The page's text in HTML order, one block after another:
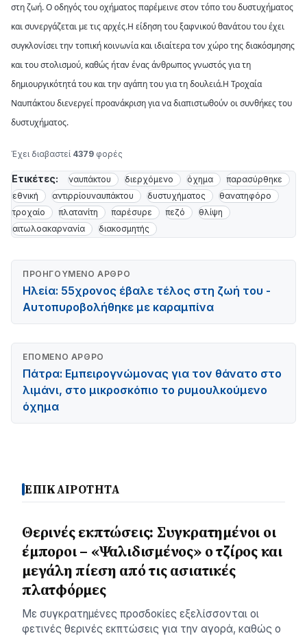
στη ζωή. Ο οδηγός του οχήματος παρέμεινε στον τόπο του δυστυχήματος
και συνεργάζεται με τις αρχές.Η είδηση του ξαφνικού θανάτου του έχει
συγκλονίσει την τοπική κοινωνία και ιδιαίτερα τον χώρο της διακόσμησης
και του στολισμού, καθώς ήταν ένας άνθρωπος γνωστός για τη
δημιουργικότητά του και την αγάπη του για τη δουλειά.Η Τροχαία
Ναυπάκτου διενεργεί προανάκριση για να διαπιστωθούν οι συνθήκες του
δυστυχήματος.
Έχει διαβαστεί 4379 φορές
Ετικέτες: ναυπάκτου διερχόμενο όχημα
παρασύρθηκε
εθνική
αντιρρίουναυπάκτου δυστυχήματος
θανατηφόρο
τροχαίο
πλατανίτη παρέσυρε πεζό
θλίψη
αιτωλοακαρνανία
διακοσμητής
ΠΡΟΗΓΟΎΜΕΝΟ ΆΡΘΡΟ
Ηλεία: 55χρονος έβαλε τέλος στη ζωή του -
Αυτοπυροβολήθηκε με καραμπίνα
ΕΠΌΜΕΝΟ ΆΡΘΡΟ
Πάτρα: Εμπειρογνώμονας για τον θάνατο στο
λιμάνι, στο μικροσκόπιο το ρυμουλκούμενο
όχημα
ΕΠΙΚΑΙΡΟΤΗΤΑ
Θερινές εκπτώσεις: Συγκρατημένοι οι
έμποροι – «Ψαλιδισμένος» ο τζίρος και
μεγάλη πίεση από τις ασιατικές
πλατφόρμες
Με συγκρατημένες προσδοκίες εξελίσσονται οι
φετινές θερινές εκπτώσεις για την αγορά, καθώς ο